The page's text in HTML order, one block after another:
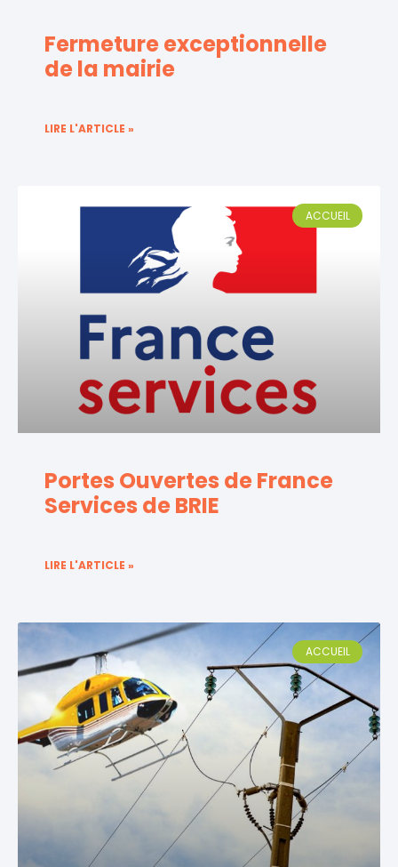
Fermeture exceptionnelle
de la mairie
LIRE L'ARTICLE »
ACCUEIL
Portes Ouvertes de France
Services de BRIE
LIRE L'ARTICLE »
ACCUEIL